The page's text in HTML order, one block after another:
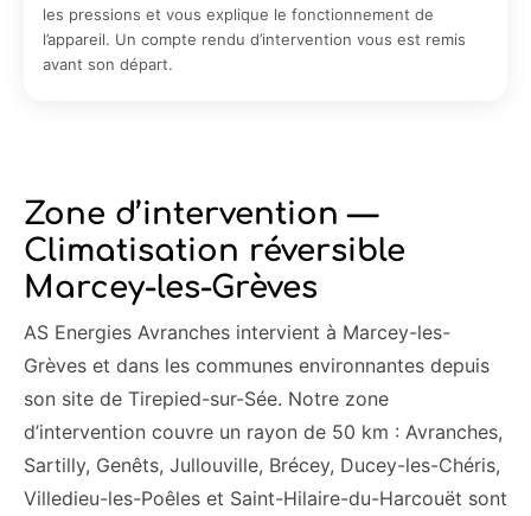
les pressions et vous explique le fonctionnement de
l’appareil. Un compte rendu d’intervention vous est remis
avant son départ.
Zone d’intervention —
Climatisation réversible
Marcey-les-Grèves
AS Energies Avranches intervient à Marcey-les-
Grèves et dans les communes environnantes depuis
son site de Tirepied-sur-Sée. Notre zone
d’intervention couvre un rayon de 50 km : Avranches,
Sartilly, Genêts, Jullouville, Brécey, Ducey-les-Chéris,
Villedieu-les-Poêles et Saint-Hilaire-du-Harcouët sont